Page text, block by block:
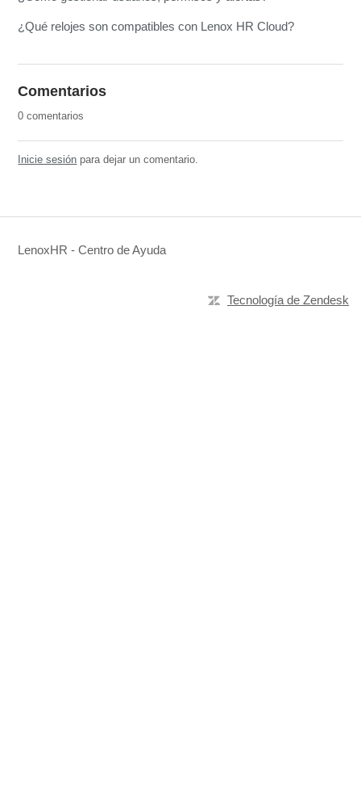
¿Qué relojes son compatibles con Lenox HR Cloud?
Comentarios
0 comentarios
Inicie sesión para dejar un comentario.
LenoxHR - Centro de Ayuda
Tecnología de Zendesk